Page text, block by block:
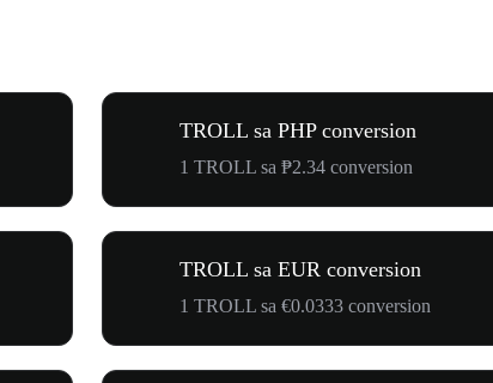
TROLL sa PHP conversion
1 TROLL sa ₱2.34 conversion
TROLL sa EUR conversion
1 TROLL sa €0.0333 conversion